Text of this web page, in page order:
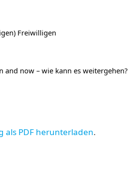
Freiwilligen
now – wie kann es weitergehen?
als PDF herunterladen.